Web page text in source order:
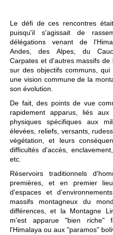
Le défi de ces rencontres
puisqu'il s'agissait de
délégations venant de
Andes, des Alpes, du
Carpates et d'autres massifs de
sur des objectifs communs, qui
une vision commune de la
son évolution.
De fait, des points de vue
rapidement apparus, liés aux
physiques spécifiques aux
élevées, reliefs, versants,
végétation, et leurs
difficultés d'accès,
etc.
Réservoirs traditionnels
premières, et en premier
d'espaces et
massifs montagneux du
différences, et la Montagne
m'est apparue "bien riche"
l'Himalaya ou aux "paramos"